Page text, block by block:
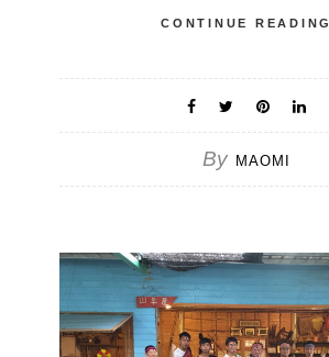
CONTINUE READING
By MAOMI